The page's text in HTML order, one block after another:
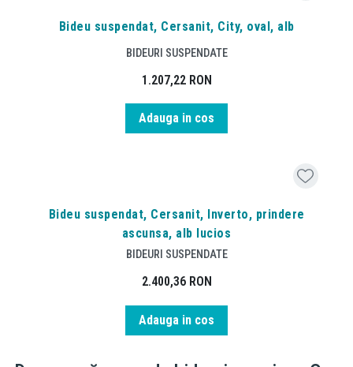
Bideu suspendat, Cersanit, City, oval, alb
BIDEURI SUSPENDATE
1.207,22 RON
Adauga in cos
Bideu suspendat, Cersanit, Inverto, prindere
ascunsa, alb lucios
BIDEURI SUSPENDATE
2.400,36 RON
Adauga in cos